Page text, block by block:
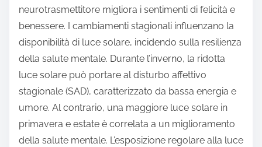
neurotrasmettitore migliora i sentimenti di felicità e
benessere. I cambiamenti stagionali influenzano la
disponibilità di luce solare, incidendo sulla resilienza
della salute mentale. Durante l’inverno, la ridotta
luce solare può portare al disturbo affettivo
stagionale (SAD), caratterizzato da bassa energia e
umore. Al contrario, una maggiore luce solare in
primavera e estate è correlata a un miglioramento
della salute mentale. L’esposizione regolare alla luce